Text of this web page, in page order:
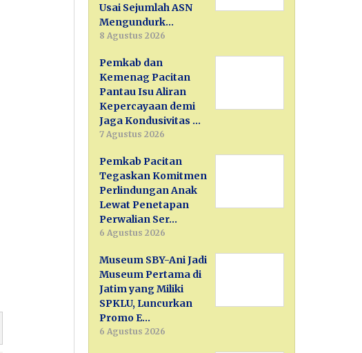
Usai Sejumlah ASN
Mengundurk…
8 Agustus 2026
Pemkab dan
Kemenag Pacitan
Pantau Isu Aliran
Kepercayaan demi
Jaga Kondusivitas …
7 Agustus 2026
Pemkab Pacitan
Tegaskan Komitmen
Perlindungan Anak
Lewat Penetapan
Perwalian Ser…
6 Agustus 2026
Museum SBY-Ani Jadi
Museum Pertama di
Jatim yang Miliki
SPKLU, Luncurkan
Promo E…
6 Agustus 2026